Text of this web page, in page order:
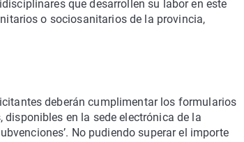
que desarrollen su labor en este
o sociosanitarios de la provincia,
deberán cumplimentar los formularios
en la sede electrónica de la
No pudiendo superar el importe